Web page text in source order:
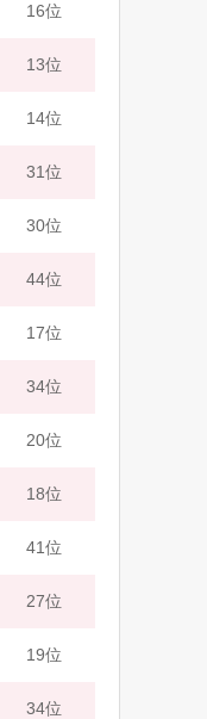
16位
13位
14位
31位
30位
44位
17位
34位
20位
18位
41位
27位
19位
34位